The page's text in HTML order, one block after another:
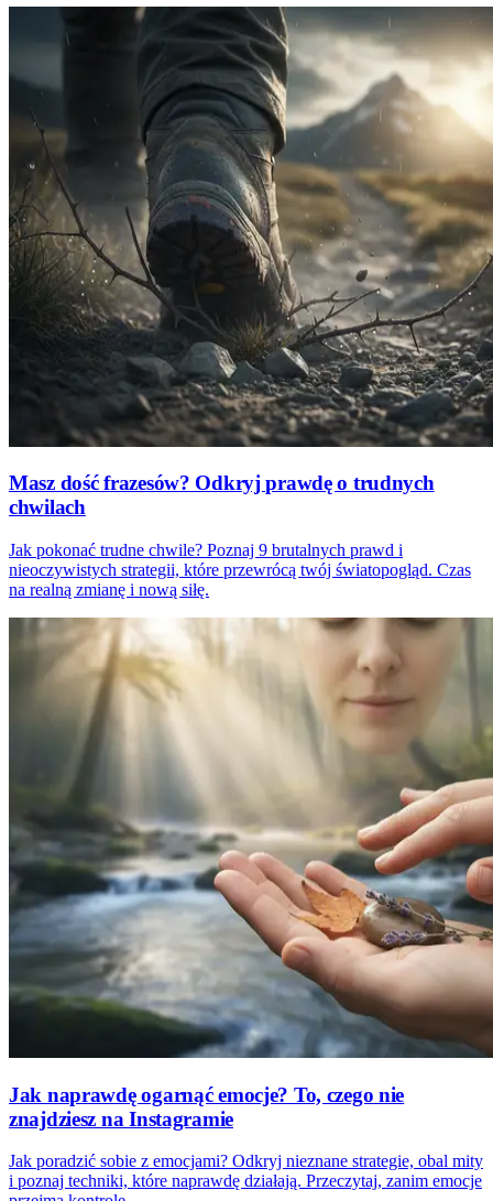
Masz dość frazesów? Odkryj prawdę o trudnych
chwilach
Jak pokonać trudne chwile? Poznaj 9 brutalnych prawd i
nieoczywistych strategii, które przewrócą twój światopogląd. Czas
na realną zmianę i nową siłę.
Jak naprawdę ogarnąć emocje? To, czego nie
znajdziesz na Instagramie
Jak poradzić sobie z emocjami? Odkryj nieznane strategie, obal mity
i poznaj techniki, które naprawdę działają. Przeczytaj, zanim emocje